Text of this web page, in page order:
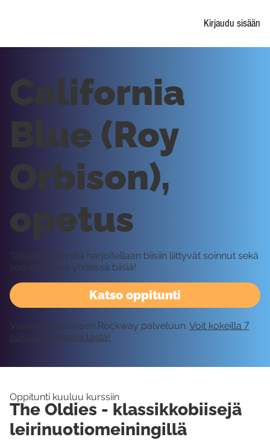
Kirjaudu sisään
Katso oppitunti
California
Blue (Roy
Orbison),
opetus
Tällä oppitunnilla harjoitellaan biisiin liittyvät soinnut sekä
komppaillaan yhdessä biisiä!
Vaatii kirjautumisen Rockway palveluun. Voit kokeilla 7
päivää ilmaiseksi tästä!
Oppitunti kuuluu kurssiin
The Oldies - klassikkobiisejä
leirinuotiomeiningillä